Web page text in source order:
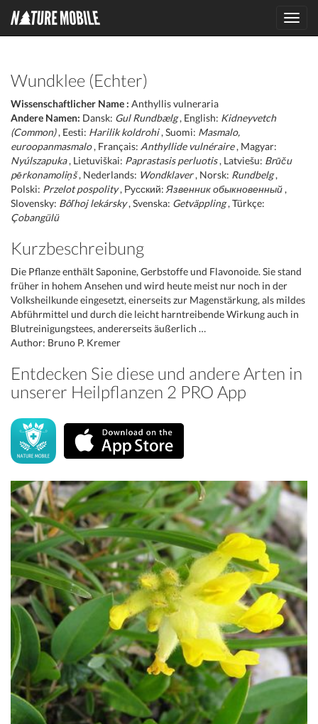
Wundklee (Echter)
Wissenschaftlicher Name : Anthyllis vulneraria
Andere Namen: Dansk: Gul Rundbælg, English: Kidneyvetch
(Common), Eesti: Harilik koldrohi, Suomi: Masmalo,
euroopanmasmalo, Français: Anthyllide vulnéraire, Magyar:
Nyúlszapuka, Lietuviškai: Paprastasis perluotis, Latviešu: Brūču
pērkonamoliņš, Nederlands: Wondklaver, Norsk: Rundbelg,
Polski: Przelot pospolity, Русский: Язвенник обыкновенный ,
Slovensky: Bôľhoj lekársky, Svenska: Getväppling, Türkçe:
Çobangülü
Kurzbeschreibung
Die Pflanze enthält Saponine, Gerbstoffe und Flavonoide. Sie stand
früher in hohem Ansehen und wird heute meist nur noch in der
Volksheilkunde eingesetzt, einerseits zur Magenstärkung, als mildes
Abführmittel und durch die leicht harntreibende Wirkung auch in
Blutreinigungstees, andererseits äußerlich …
Author: Bruno P. Kremer
Entdecken Sie diese und andere Arten in
unserer Heilpflanzen 2 PRO App